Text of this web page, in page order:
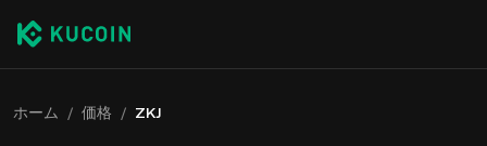
ホーム / 価格 / ZKJ